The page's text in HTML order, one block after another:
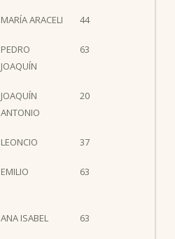
MARÍA ARACELI 44
PEDRO
JOAQUÍN
63
JOAQUÍN
ANTONIO
20
LEONCIO 37
EMILIO 63
ANA ISABEL 63